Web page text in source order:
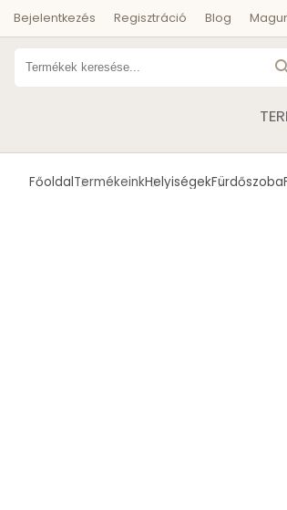
Bejelentkezés Regisztráció Blog
FőoldalTermékeinkHelyiségekFürdőszoba